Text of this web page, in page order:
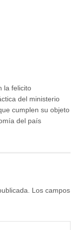
la felicito
del ministerio
cumplen su objeto
del país
Los campos